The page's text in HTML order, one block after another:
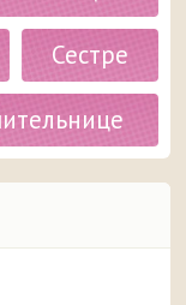
Сестре